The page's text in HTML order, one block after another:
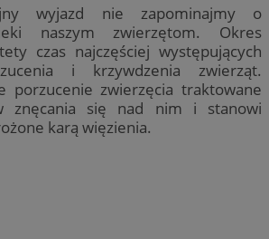
wyjazd nie zapominajmy o
naszym zwierzętom. Okres
czas najczęściej występujących
i krzywdzenia zwierząt.
porzucenie zwierzęcia traktowane
znęcania się nad nim i stanowi
karą więzienia.